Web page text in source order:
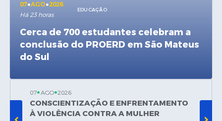
Cadastro para Castração
Telefones Prefeitura Municipal
Plantão das Funerárias
07 AGO 2026
Há 23 horas
EDUCAÇÃO
Cerca de 700 estudantes celebram a
conclusão do PROERD em São Mateus
do Sul
07 AGO 2026
CONSCIENTIZAÇÃO E ENFRENTAMENTO
À VIOLÊNCIA CONTRA A MULHER
Lei